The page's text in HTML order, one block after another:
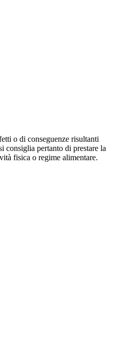
o di conseguenze risultanti
consiglia pertanto di prestare la
fisica o regime alimentare.